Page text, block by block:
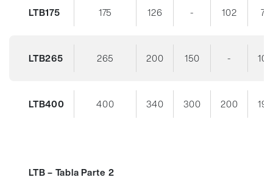
LTB175 175 126 - 102 70
LTB265 265 200 150 - 105
LTB400 400 340 300 200 190
LTB – Tabla Parte 2